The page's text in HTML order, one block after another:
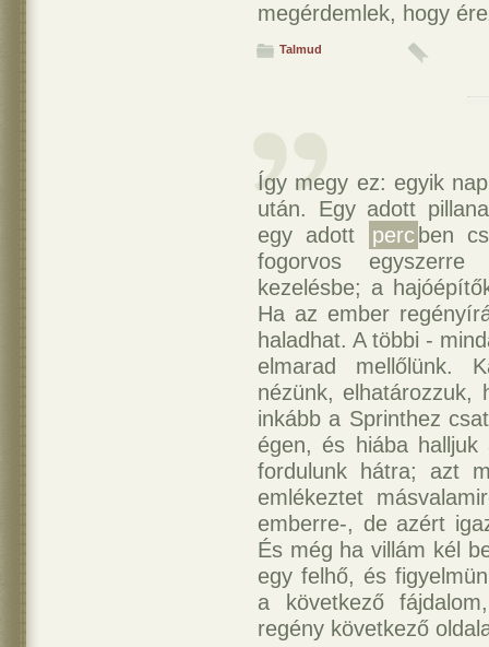
megérdemlek, hogy
Talmud
Így megy ez: egyik
után. Egy adott
egy adott
perc ben
fogorvos
kezelésbe; a
Ha az ember
haladhat. A többi -
elmarad mellőlünk.
nézünk, elhatározzuk,
inkább a Sprinthez
égen, és hiába
fordulunk hátra; azt
emlékeztet
emberre-, de azért
És még ha villám kél
egy felhő, és
a következő
regény következő